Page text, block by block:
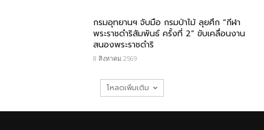
กรมอุทยานฯ จับมือ กรมป่าไม้ ลุยศึก “กีฬา
พระราชดำริสัมพันธ์ ครั้งที่ 2” ขับเคลื่อนงาน
สนองพระราชดำริ
8 สิงหาคม 2569
โหลดเพิ่มเติม